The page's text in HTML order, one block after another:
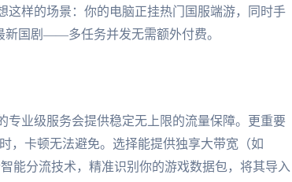
样的场景：你的电脑正挂热门国服端游，同时手
新国剧——多任务并发无需额外付费。
业级服务会提供稳定无上限的流量保障。更重要
卡顿无法避免。选择能提供独享大带宽（如
能分流技术，精准识别你的游戏数据包，将其导入